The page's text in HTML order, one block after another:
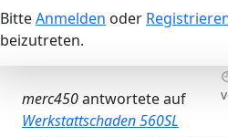
BitteAnmelden oder
beizutreten.
merc450antwortete auf
Werkstattschaden 560SL